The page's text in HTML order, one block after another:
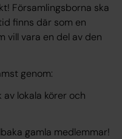
Församlingsborna ska
finns där som en
vill vara en del av den
genom:
lokala körer och
gamla medlemmar!